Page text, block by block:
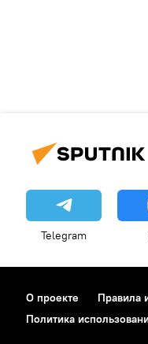
Telegram
О проекте Правила
Политика